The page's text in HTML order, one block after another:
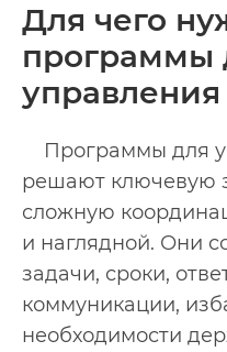
Для чего
программы
Программы для
решают ключевую
сложную
и наглядной. Они
задачи, сроки,
коммуникации,
необходимости